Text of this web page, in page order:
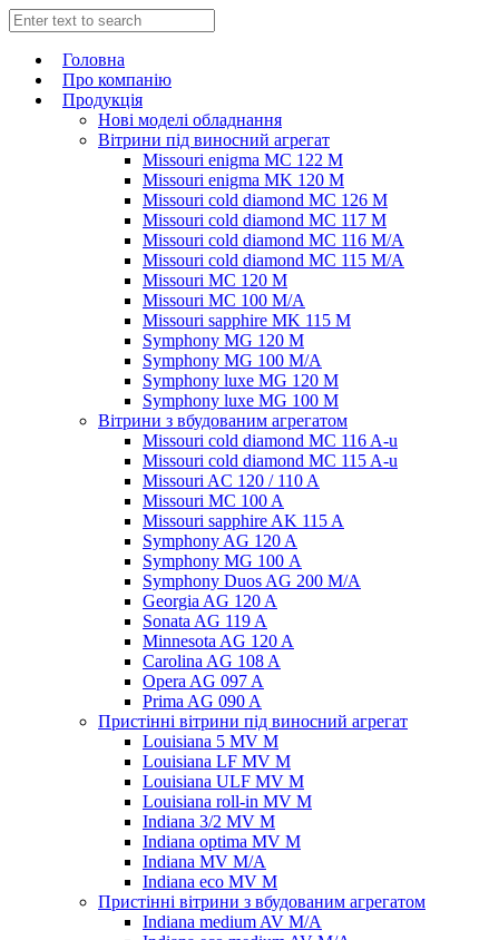
Головна
Про компанію
Продукція
Нові моделі обладнання
Вітрини під виносний агрегат
Missouri enigma MC 122 M
Missouri enigma MK 120 M
Missouri cold diamond MC 126 M
Missouri cold diamond MC 117 M
Missouri cold diamond MC 116 M/A
Missouri cold diamond MC 115 M/A
Missouri MC 120 M
Missouri MC 100 M/A
Missouri sapphire MK 115 M
Symphony MG 120 M
Symphony MG 100 M/А
Symphony luxe MG 120 M
Symphony luxe MG 100 M
Вітрини з вбудованим агрегатом
Missouri cold diamond MC 116 A-u
Missouri cold diamond MC 115 A-u
Missouri AC 120 / 110 A
Missouri MC 100 A
Missouri sapphire AK 115 A
Symphony AG 120 A
Symphony MG 100 А
Symphony Duos AG 200 M/A
Georgia AG 120 A
Sonata AG 119 A
Minnesota AG 120 A
Carolina AG 108 A
Opera AG 097 A
Prima AG 090 A
Пристінні вітрини під виносний агрегат
Louisiana 5 MV M
Louisiana LF MV M
Louisiana ULF MV M
Louisiana roll-in MV M
Indiana 3/2 MV M
Indiana optima MV M
Indiana MV M/A
Indiana eco MV M
Пристінні вітрини з вбудованим агрегатом
Indiana medium AV M/A